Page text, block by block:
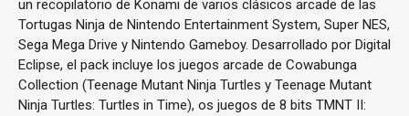
un recopilatorio de Konami de varios clásicos arcade de las
Tortugas Ninja de Nintendo Entertainment System, Super NES,
Sega Mega Drive y Nintendo Gameboy. Desarrollado por Digital
Eclipse, el pack incluye los juegos arcade de Cowabunga
Collection (Teenage Mutant Ninja Turtles y Teenage Mutant
Ninja Turtles: Turtles in Time), os juegos de 8 bits TMNT II: